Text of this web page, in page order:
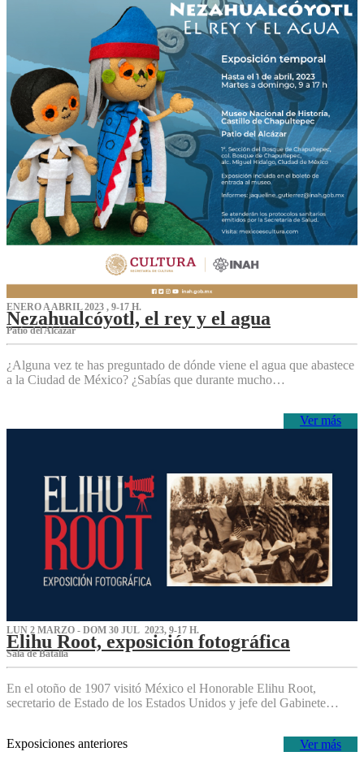
ENERO A ABRIL 2023 , 9-17 H.
Nezahualcóyotl, el rey y el agua
Patio del Alcázar
¿Alguna vez te has preguntado de dónde viene el agua que abastece
a la Ciudad de México? ¿Sabías que durante mucho…
Ver más
LUN 2 MARZO - DOM 30 JUL 2023, 9-17 H.
Elihu Root, exposición fotográfica
Sala de Batalla
En el otoño de 1907 visitó México el Honorable Elihu Root,
secretario de Estado de los Estados Unidos y jefe del Gabinete…
Ver más
Exposiciones anteriores